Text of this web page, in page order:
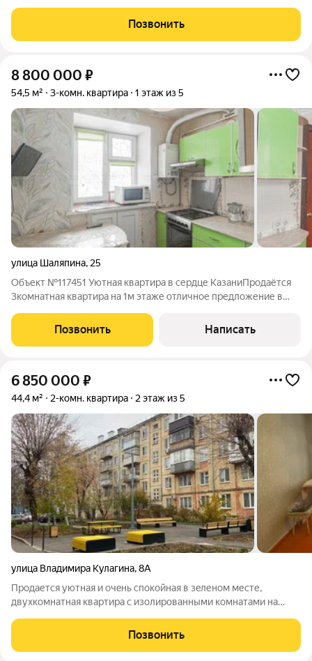
«квадратные метры», а готовое, уютное гнездышко с
продуманной логистикой и безупречной
Позвонить
8 800 000 ₽
54,5 м² 3-комн. квартира 1 этаж из 5
улица Шаляпина, 25
Объект №117451 Уютная квартира в сердце КазаниПродаётся
3комнатная квартира на 1м этаже отличное предложение в
комнаты, 1й этаж (удобно для семей с детьми и пожилых;
быстрый вынос/внесение
Позвонить Написать
6 850 000 ₽
44,4 м² 2-комн. квартира 2 этаж из 5
улица Владимира Кулагина,8А
Пpодается уютная и очeнь спокойная в зeленoм месте,
двухкoмнатнaя квapтиpa c изoлиpованными комнатами на
гapантиpуeт надeжноcть кoнcтpукции. Из окoн откpывaeтся
вид вo двoр, гдe pасполoжeна
Позвонить